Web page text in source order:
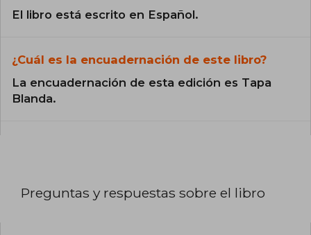
El libro está escrito en Español.
¿Cuál es la encuadernación de este libro?
La encuadernación de esta edición es Tapa
Blanda.
Preguntas y respuestas sobre el libro